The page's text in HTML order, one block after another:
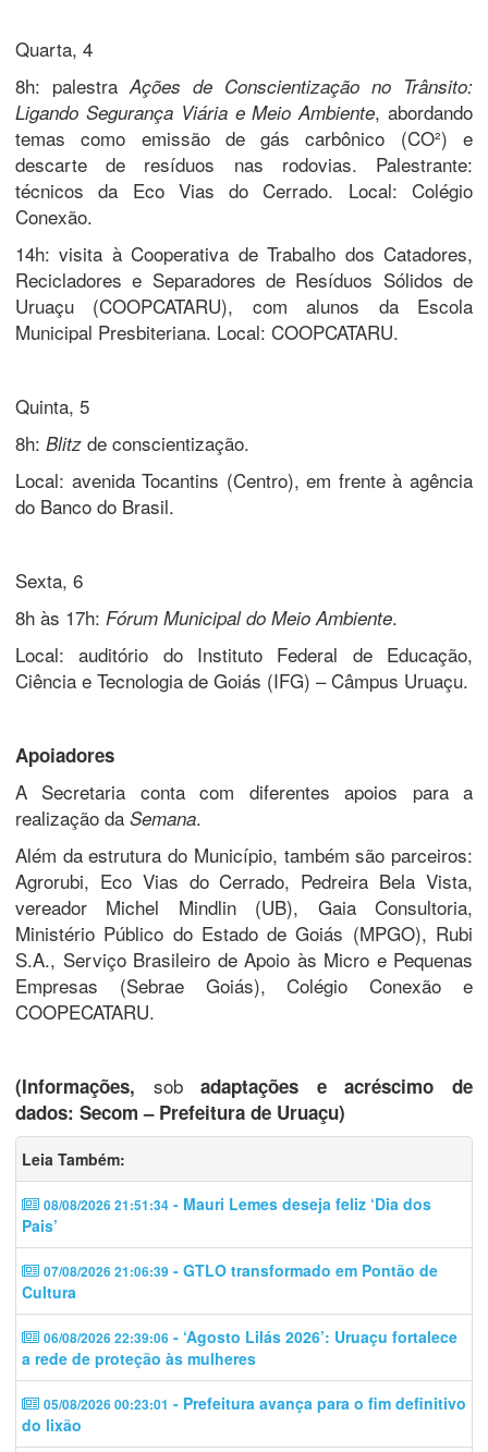
Quarta, 4
8h: palestraAções de Conscientização no Trânsito:
Ligando Segurança Viária e Meio Ambiente, abordando
temas como emissão de gás carbônico (CO²) e
descarte de resíduos nas rodovias. Palestrante:
técnicos da Eco Vias do Cerrado. Local: Colégio
Conexão.
14h: visita à Cooperativa de Trabalho dos Catadores,
Recicladores e Separadores de Resíduos Sólidos de
Uruaçu (COOPCATARU), com alunos da Escola
Municipal Presbiteriana. Local: COOPCATARU.
Quinta, 5
8h: Blitz de conscientização.
Local: avenida Tocantins (Centro), em frente à agência
do Banco do Brasil.
Sexta, 6
8h às 17h: Fórum Municipal do Meio Ambiente.
Local: auditório do Instituto Federal de Educação,
Ciência e Tecnologia de Goiás (IFG) – Câmpus Uruaçu.
Apoiadores
A Secretaria conta com diferentes apoios para a
realização da Semana.
Além da estrutura do Município, também são parceiros:
Agrorubi, Eco Vias do Cerrado, Pedreira Bela Vista,
vereador Michel Mindlin (UB), Gaia Consultoria,
Ministério Público do Estado de Goiás (MPGO), Rubi
S.A., Serviço Brasileiro de Apoio às Micro e Pequenas
Empresas (Sebrae Goiás), Colégio Conexão e
COOPECATARU.
(Informações, sobadaptações e acréscimo de
dados: Secom – Prefeitura de Uruaçu)
Leia Também:
08/08/2026 21:51:34 - Mauri Lemes deseja feliz ‘Dia dos
Pais’
07/08/2026 21:06:39 - GTLO transformado em Pontão de
Cultura
06/08/2026 22:39:06 - ‘Agosto Lilás 2026’: Uruaçu fortalece
a rede de proteção às mulheres
05/08/2026 00:23:01 - Prefeitura avança para o fim definitivo
do lixão